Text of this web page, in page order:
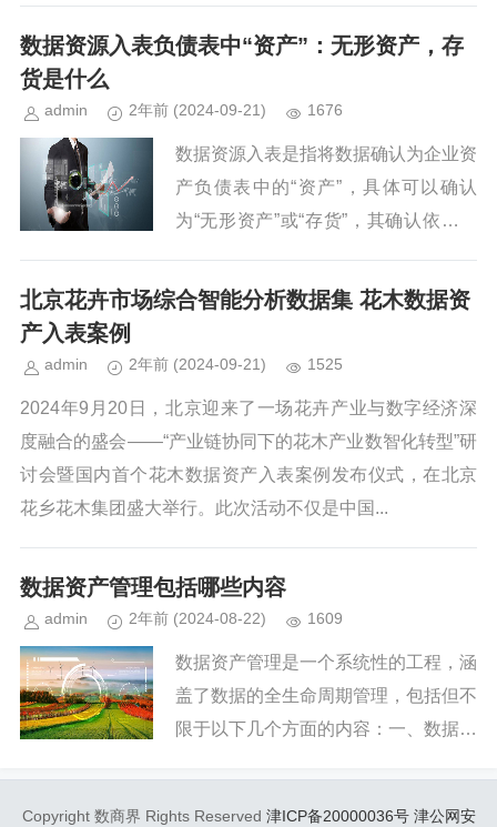
中的作料能够提升食物的味道一
数据资源入表负债表中“资产”：无形资产，存
货是什么
admin 2年前 (2024-09-21) 1676
数据资源入表是指将数据确认为企业资
产负债表中的“资产”，具体可以确认
为“无形资产”或“存货”，其确认依据主
行规定》以及《企业会计准则》的相关
北京花卉市场综合智能分析数据集 花木数据资
产入表案例
admin 2年前 (2024-09-21) 1525
2024年9月20日，北京迎来了一场花卉产业与数字经济深
度融合的盛会——“产业链协同下的花木产业数智化转型”研
讨会暨国内首个花木数据资产入表案例发布仪式，在北京
花乡花木集团盛大举行。此次活动不仅是中国...
数据资产管理包括哪些内容
admin 2年前 (2024-08-22) 1609
数据资产管理是一个系统性的工程，涵
盖了数据的全生命周期管理，包括但不
限于以下几个方面的内容：一、数据资
Copyright 数商界 Rights Reserved 津ICP备20000036号 津公网安